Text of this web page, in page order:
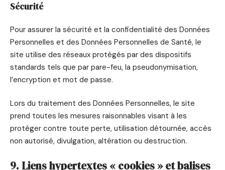
Sécurité
Pour assurer la sécurité et la confidentialité des Données
Personnelles et des Données Personnelles de Santé, le
site utilise des réseaux protégés par des dispositifs
standards tels que par pare-feu, la pseudonymisation,
l’encryption et mot de passe.
Lors du traitement des Données Personnelles, le site
prend toutes les mesures raisonnables visant à les
protéger contre toute perte, utilisation détournée, accès
non autorisé, divulgation, altération ou destruction.
9. Liens hypertextes « cookies » et balises